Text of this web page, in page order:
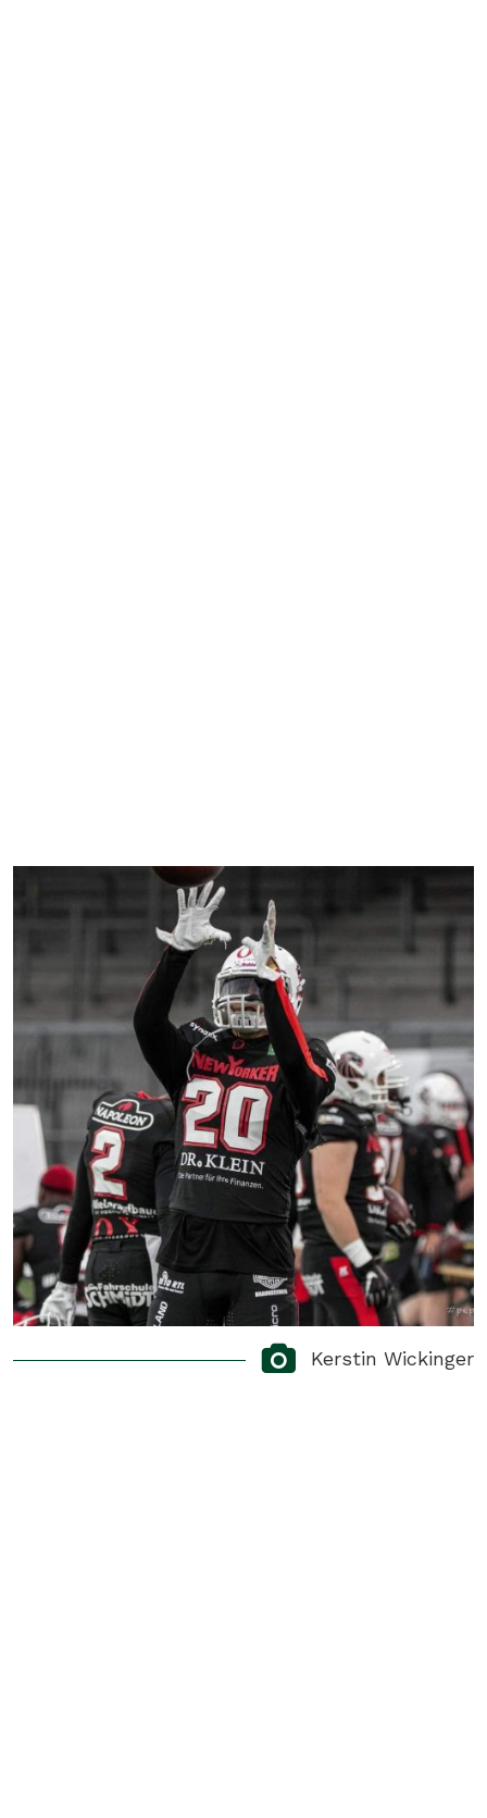
Kerstin Wickinger